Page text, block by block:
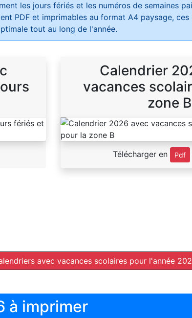
les jours fériés et les numéros de semaines
PDF et imprimables au format A4 paysage, ces
tout au long de l'année.
Calendrier
vacances
zone B
Télécharger en Pdf
avec vacances scolaires pour l'année
à imprimer